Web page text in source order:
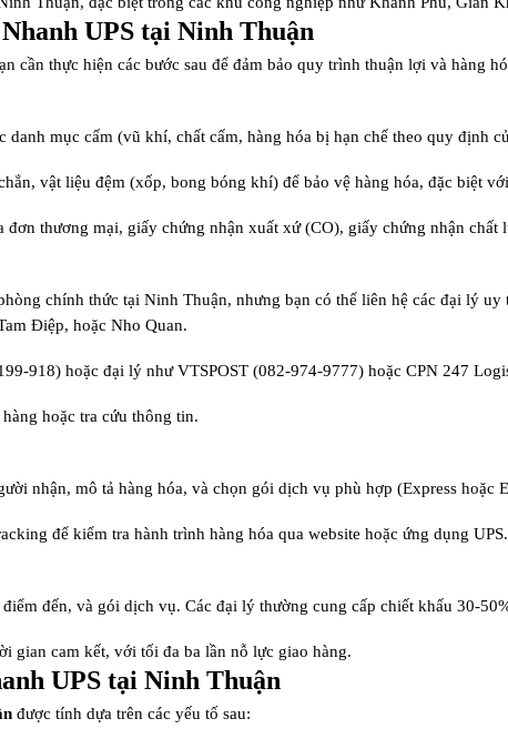
UPS tại Ninh Thuận
cần thực hiện các bước sau để đảm bảo quy trình thuận lợi và hàng
danh mục cấm (vũ khí, chất cấm, hàng hóa bị hạn chế theo quy định
vật liệu đệm (xốp, bong bóng khí) để bảo vệ hàng hóa, đặc biệt
thương mại, giấy chứng nhận xuất xứ (CO), giấy chứng nhận chất
chính thức tại Ninh Thuận, nhưng bạn có thể liên hệ các đại lý
Điệp, hoặc Nho Quan.
918) hoặc đại lý như VTSPOST (082-974-9777) hoặc CPN 247
hoặc tra cứu thông tin.
nhận, mô tả hàng hóa, và chọn gói dịch vụ phù hợp (Express hoặc
để kiểm tra hành trình hàng hóa qua website hoặc ứng dụng UPS.
đến, và gói dịch vụ. Các đại lý thường cung cấp chiết khấu 30-
gian cam kết, với tối đa ba lần nỗ lực giao hàng.
UPS tại Ninh Thuận
được tính dựa trên các yếu tố sau: